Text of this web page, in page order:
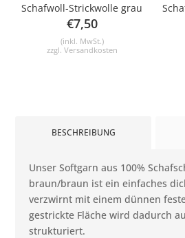
BESCHREIBUNG
Unser Softgarn aus 100%
braun/braun ist ein einfaches
verzwirnt mit einem dünnen
gestrickte Fläche wird dadurch
strukturiert.
Schafwoll-Strickwolle grau
€7,50
(inkl. MwSt.)
zzgl. Versandkosten